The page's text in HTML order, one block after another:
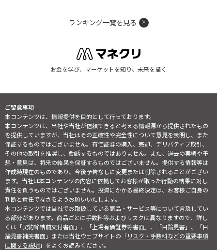
ランキング一覧を見る
お金を学び、マーケットを知り、未来を描く
ご留意事項
本コンテンツは、情報提供を目的として行っております。
本コンテンツは、当社や当社が信頼できると考える情報源から提供されたもの
を提供していますが、当社はその正確性や完全性について意見を表明し、また
保証するものではございません。有価証券の購入、売却、デリバティブ取引、
その他の取引を推奨し、勧誘するものではありません。また、過去の実績や予
想・意見は、将来の結果を保証するものではございません。提供する情報等は
作成時現在のものであり、今後予告なしに変更または削除されることがござい
ます。当社は本コンテンツの内容に依拠してお客様が取った行動の結果に対し
責任を負うものではございません。投資にかかる最終決定は、お客様ご自身の
判断と責任でなさるようお願いいたします。
本コンテンツでは当社でお取扱している商品・サービス等について言及してい
る部分があります。商品ごとに手数料等およびリスクは異なりますので、詳し
くは「契約締結前交付書面」、「上場有価証券等書面」、「目論見書」、「目
論見書補完書面」または当社ウェブサイトの「リスク・手数料などの重要事項
に関する説明」をよくお読みください。